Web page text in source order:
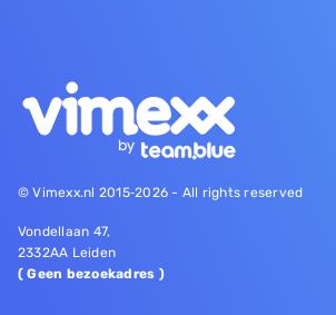
© Vimexx.nl 2015‐2026 - All rights reserved
Vondellaan 47,
2332AA Leiden
( Geen bezoekadres )